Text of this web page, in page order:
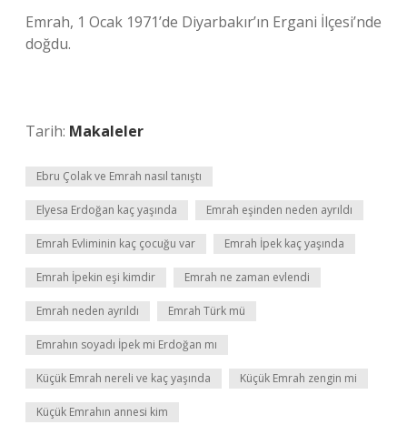
Emrah, 1 Ocak 1971’de Diyarbakır’ın Ergani İlçesi’nde
doğdu.
Tarih: Makaleler
Ebru Çolak ve Emrah nasıl tanıştı
Elyesa Erdoğan kaç yaşında Emrah eşinden neden ayrıldı
Emrah Evliminin kaç çocuğu var Emrah İpek kaç yaşında
Emrah İpekin eşi kimdir Emrah ne zaman evlendi
Emrah neden ayrıldı Emrah Türk mü
Emrahın soyadı İpek mi Erdoğan mı
Küçük Emrah nereli ve kaç yaşında Küçük Emrah zengin mi
Küçük Emrahın annesi kim